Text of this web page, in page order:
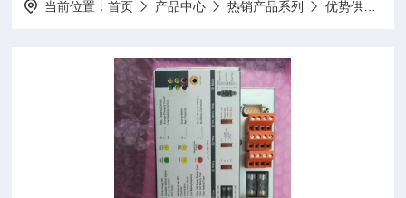
当前位置：首页 产品中心 热销产品系列 优势供应